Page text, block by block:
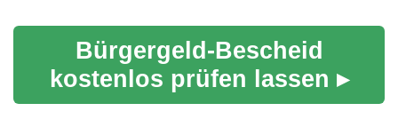
Bürgergeld-Bescheid
kostenlos prüfen lassen ▸